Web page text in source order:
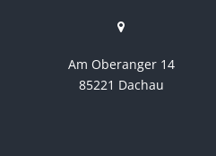
Am Oberanger 14
85221 Dachau